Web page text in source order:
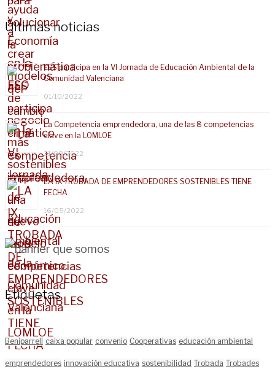
Últimas noticias
EES participa en la VI Jornada de Educación Ambiental de la
Comunidad Valenciana
01/10/2022
La Competencia emprendedora, una de las 8 competencias
clave en la LOMLOE
21/09/2022
LA IX TROBADA DE EMPRENDEDORES SOSTENIBLES TIENE
FECHA
16/05/2022
Etiquetas
Beniparrell caixa popular convenio Cooperativas educación ambiental
emprendedores innovación educativa sostenibilidad Trobada Trobades